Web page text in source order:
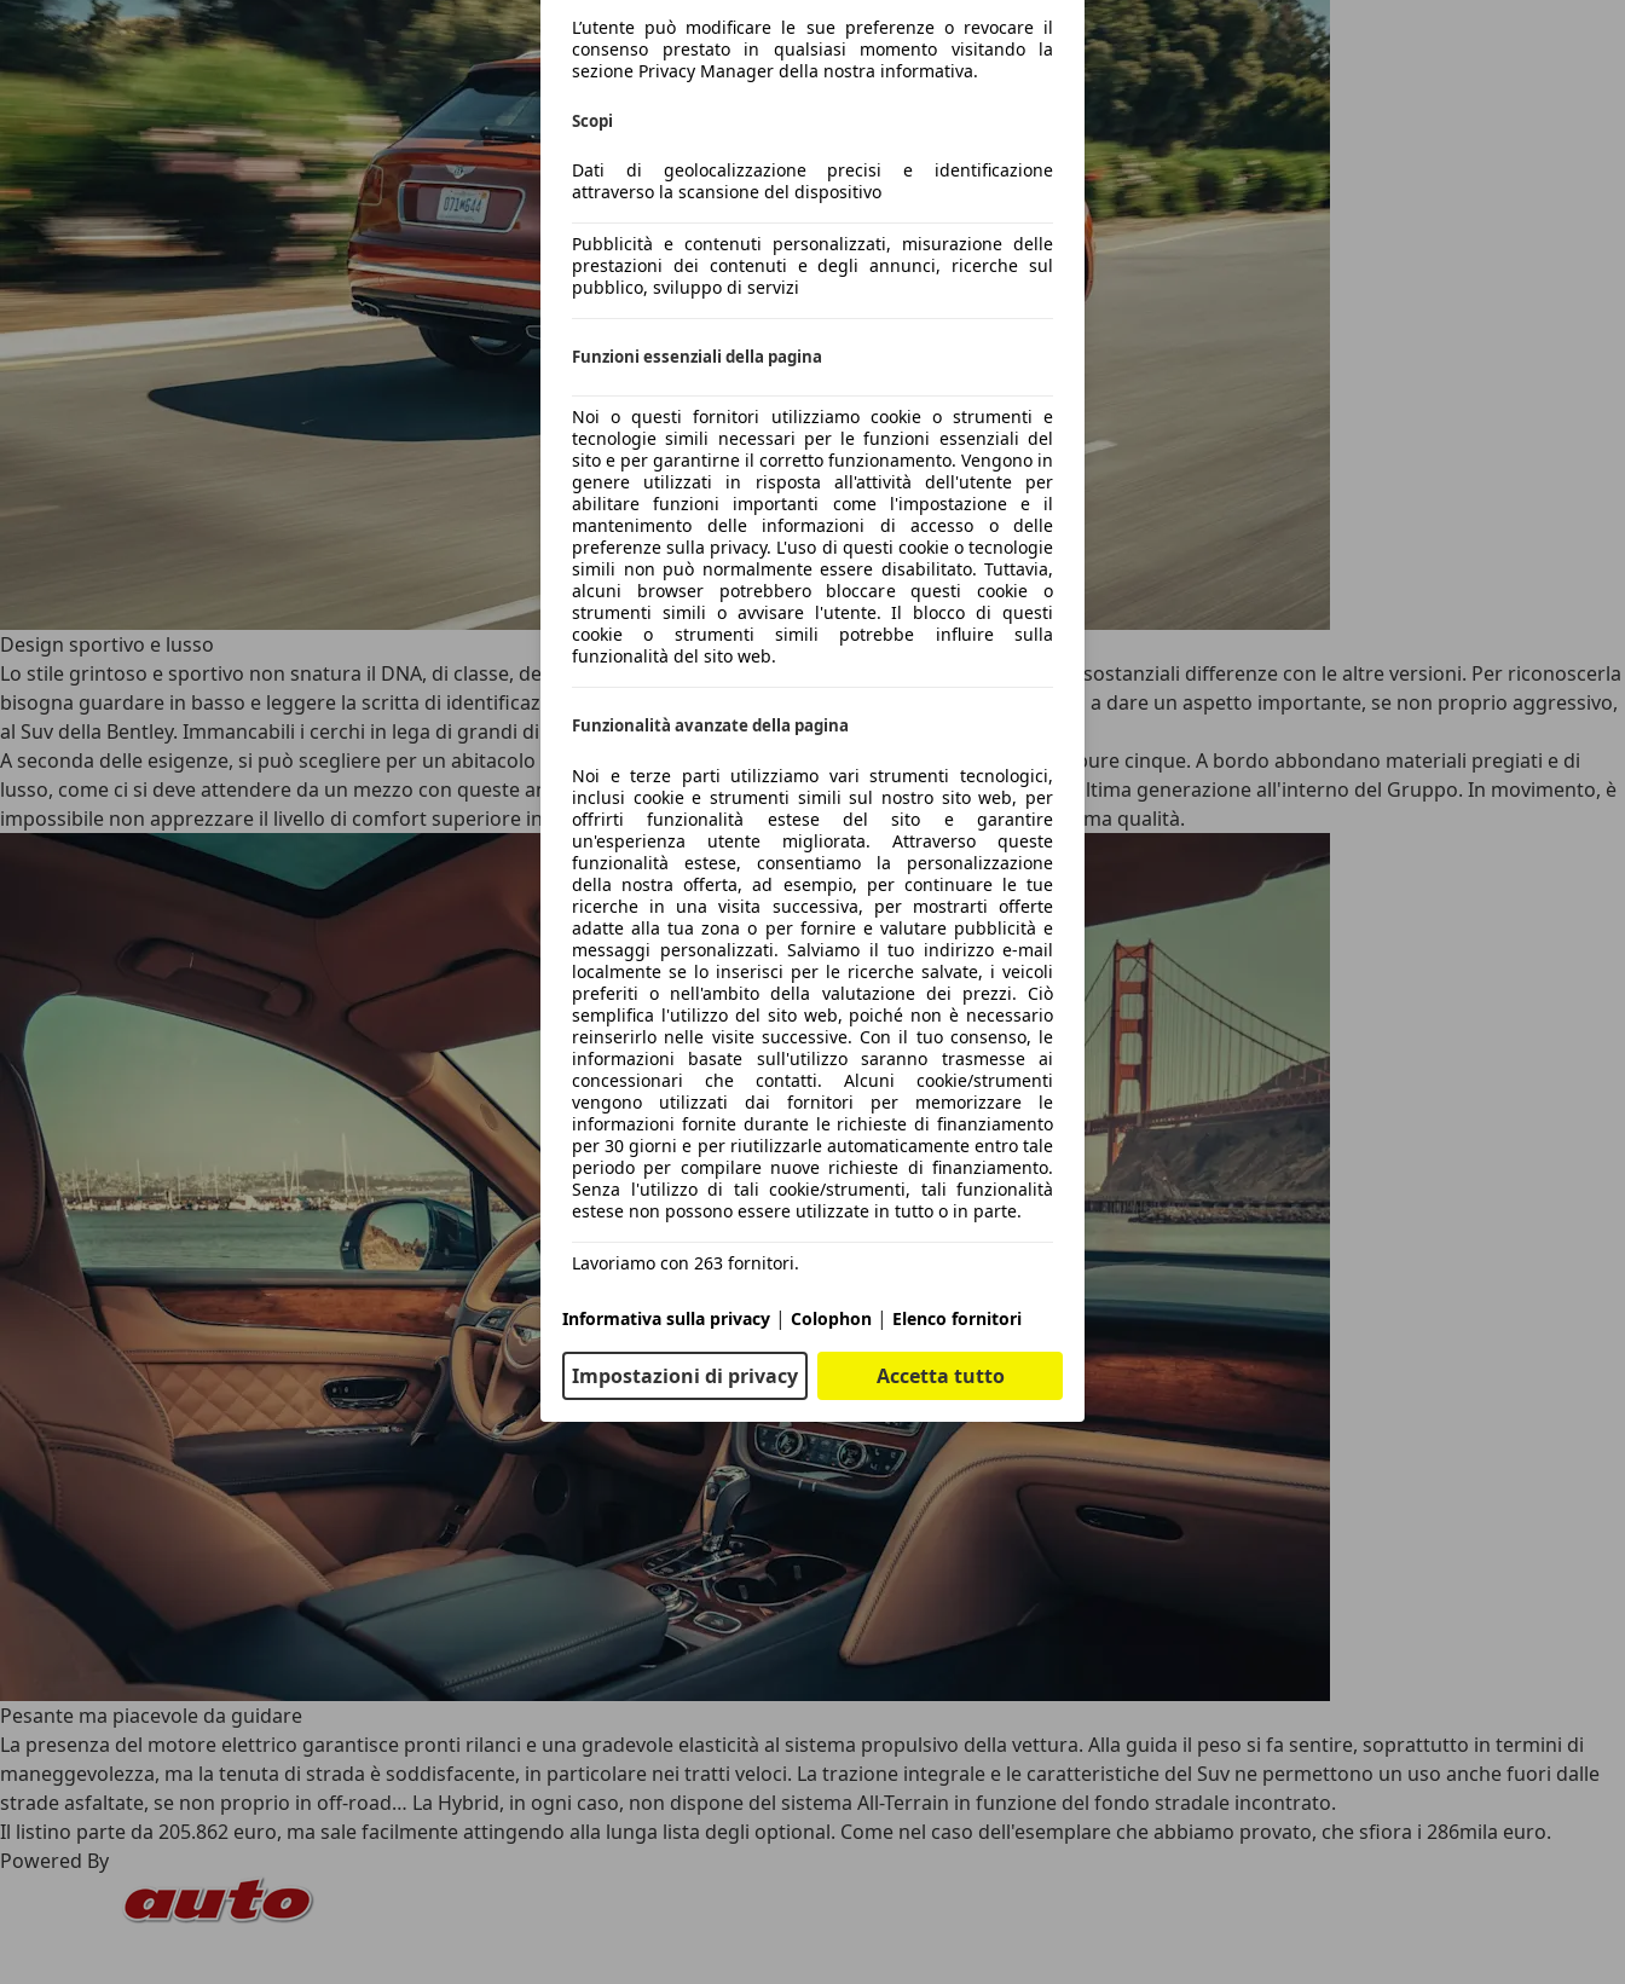
L’utente può modificare le sue preferenze o revocare il
consenso prestato in qualsiasi momento visitando la
sezione Privacy Manager della nostra informativa.
Scopi
Dati di geolocalizzazione precisi e identificazione
attraverso la scansione del dispositivo
Pubblicità e contenuti personalizzati, misurazione delle
prestazioni dei contenuti e degli annunci, ricerche sul
pubblico, sviluppo di servizi
Funzioni essenziali della pagina
Noi o questi fornitori utilizziamo cookie o strumenti e
tecnologie simili necessari per le funzioni essenziali del
sito e per garantirne il corretto funzionamento. Vengono in
genere utilizzati in risposta all'attività dell'utente per
abilitare funzioni importanti come l'impostazione e il
mantenimento delle informazioni di accesso o delle
preferenze sulla privacy. L'uso di questi cookie o tecnologie
simili non può normalmente essere disabilitato. Tuttavia,
alcuni browser potrebbero bloccare questi cookie o
strumenti simili o avvisare l'utente. Il blocco di questi
cookie o strumenti simili potrebbe influire sulla
funzionalità del sito web.
Funzionalità avanzate della pagina
Noi e terze parti utilizziamo vari strumenti tecnologici,
inclusi cookie e strumenti simili sul nostro sito web, per
offrirti funzionalità estese del sito e garantire
un'esperienza utente migliorata. Attraverso queste
funzionalità estese, consentiamo la personalizzazione
della nostra offerta, ad esempio, per continuare le tue
ricerche in una visita successiva, per mostrarti offerte
adatte alla tua zona o per fornire e valutare pubblicità e
messaggi personalizzati. Salviamo il tuo indirizzo e-mail
localmente se lo inserisci per le ricerche salvate, i veicoli
preferiti o nell'ambito della valutazione dei prezzi. Ciò
semplifica l'utilizzo del sito web, poiché non è necessario
reinserirlo nelle visite successive. Con il tuo consenso, le
informazioni basate sull'utilizzo saranno trasmesse ai
concessionari che contatti. Alcuni cookie/strumenti
vengono utilizzati dai fornitori per memorizzare le
informazioni fornite durante le richieste di finanziamento
per 30 giorni e per riutilizzarle automaticamente entro tale
periodo per compilare nuove richieste di finanziamento.
Senza l'utilizzo di tali cookie/strumenti, tali funzionalità
estese non possono essere utilizzate in tutto o in parte.
Lavoriamo con 263 fornitori.
Informativa sulla privacy | Colophon | Elenco fornitori
Impostazioni di privacy Accetta tutto
Design sportivo e lusso
Lo stile grintoso e sportivo non snatura il DNA, di classe, del Marchio britannico. Vista da fuori, la Hybrid non presenta sostanziali differenze con le altre versioni. Per riconoscerla
bisogna guardare in basso e leggere la scritta di identificazione del modello sulle porte. Il frontale imponente continua a dare un aspetto importante, se non proprio aggressivo,
al Suv della Bentley. Immancabili i cerchi in lega di grandi dimensioni, da ben 22”.
A seconda delle esigenze, si può scegliere per un abitacolo a quattro posti, con i due posteriori ancora più comodi, oppure cinque. A bordo abbondano materiali pregiati e di
lusso, come ci si deve attendere da un mezzo con queste ambizioni (e questo prezzo…). Il sistema multimediale è dell'ultima generazione all'interno del Gruppo. In movimento, è
impossibile non apprezzare il livello di comfort superiore in virtù dell'assetto e di un livello di insonorizzazione di altissima qualità.
Pesante ma piacevole da guidare
La presenza del motore elettrico garantisce pronti rilanci e una gradevole elasticità al sistema propulsivo della vettura. Alla guida il peso si fa sentire, soprattutto in termini di
maneggevolezza, ma la tenuta di strada è soddisfacente, in particolare nei tratti veloci. La trazione integrale e le caratteristiche del Suv ne permettono un uso anche fuori dalle
strade asfaltate, se non proprio in off-road… La Hybrid, in ogni caso, non dispone del sistema All-Terrain in funzione del fondo stradale incontrato.
Il listino parte da 205.862 euro, ma sale facilmente attingendo alla lunga lista degli optional. Come nel caso dell'esemplare che abbiamo provato, che sfiora i 286mila euro.
Powered By